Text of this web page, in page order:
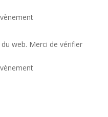
web. Merci de vérifier